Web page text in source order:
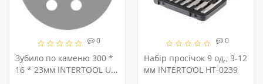
0
Зубило по каменю 300 *
16 * 23мм INTERTOOL UT-
0
Набір просічок 9 од., 3-12
мм INTERTOOL HT-0239